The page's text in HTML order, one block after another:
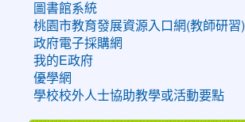
圖書館系統
桃園市教育發展資源入口網(教師研習)
政府電子採購網
我的E政府
優學網
學校校外人士協助教學或活動要點